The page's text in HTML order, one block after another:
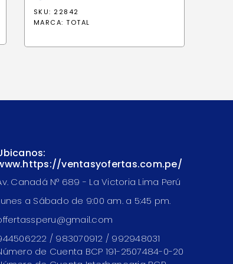
SKU: 22842
MARCA: TOTAL
ventasyofertas.com.pe/
Canadá N° 689 - La Victoria Lima Perú
a Sábado de 9:00 am. a 5:45 pm.
/ 983070912 / 992948031
de Cuenta BCP 191-2507484-0-20